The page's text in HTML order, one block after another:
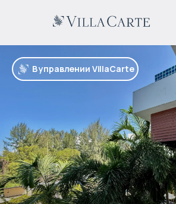
В управлении VillaCarte